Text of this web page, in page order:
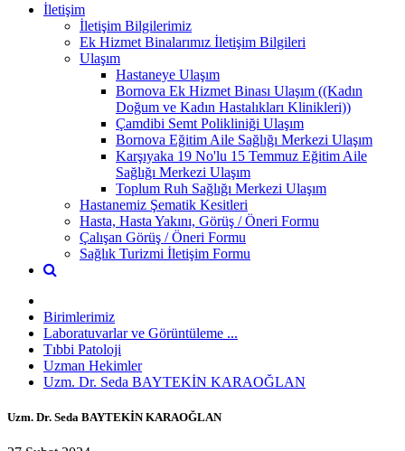
İletişim
İletişim Bilgilerimiz
Ek Hizmet Binalarımız İletişim Bilgileri
Ulaşım
Hastaneye Ulaşım
Bornova Ek Hizmet Binası Ulaşım ((Kadın
Doğum ve Kadın Hastalıkları Klinikleri))
Çamdibi Semt Polikliniği Ulaşım
Bornova Eğitim Aile Sağlığı Merkezi Ulaşım
Karşıyaka 19 No'lu 15 Temmuz Eğitim Aile
Sağlığı Merkezi Ulaşım
Toplum Ruh Sağlığı Merkezi Ulaşım
Hastanemiz Şematik Kesitleri
Hasta, Hasta Yakını, Görüş / Öneri Formu
Çalışan Görüş / Öneri Formu
Sağlık Turizmi İletişim Formu
Birimlerimiz
Laboratuvarlar ve Görüntüleme ...
Tıbbi Patoloji
Uzman Hekimler
Uzm. Dr. Seda BAYTEKİN KARAOĞLAN
Uzm. Dr. Seda BAYTEKİN KARAOĞLAN